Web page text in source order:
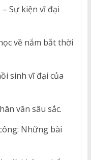
Sự kiện vĩ đại
về nắm bắt thời
sinh vĩ đại của
văn sâu sắc.
Những bài